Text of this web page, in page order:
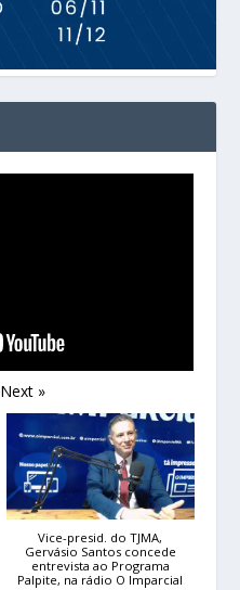
Next »
Vice-presid. do TJMA,
Gervásio Santos concede
entrevista ao Programa
Palpite, na rádio O Imparcial